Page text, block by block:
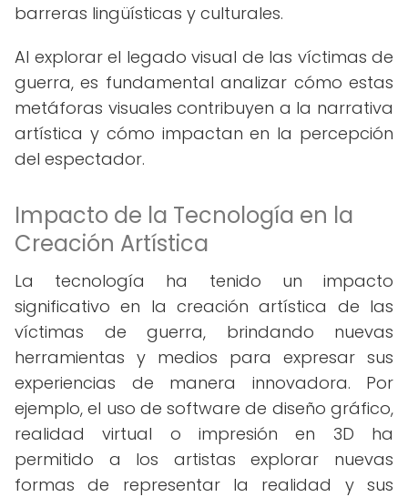
barreras lingüísticas y culturales.
Al explorar el legado visual de las víctimas de
guerra, es fundamental analizar cómo estas
metáforas visuales contribuyen a la narrativa
artística y cómo impactan en la percepción
del espectador.
Impacto de la Tecnología en la
Creación Artística
La tecnología ha tenido un impacto
significativo en la creación artística de las
víctimas de guerra, brindando nuevas
herramientas y medios para expresar sus
experiencias de manera innovadora. Por
ejemplo, el uso de software de diseño gráfico,
realidad virtual o impresión en 3D ha
permitido a los artistas explorar nuevas
formas de representar la realidad y sus